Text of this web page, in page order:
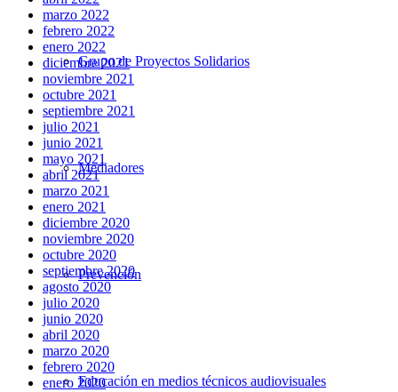
Grupo de Proyectos Solidarios
Mediadores
Prevención
Educación en medios técnicos audiovisuales
marzo 2022
febrero 2022
enero 2022
diciembre 2021
noviembre 2021
octubre 2021
septiembre 2021
julio 2021
junio 2021
mayo 2021
abril 2021
marzo 2021
enero 2021
diciembre 2020
noviembre 2020
octubre 2020
septiembre 2020
agosto 2020
julio 2020
junio 2020
abril 2020
marzo 2020
febrero 2020
enero 2020